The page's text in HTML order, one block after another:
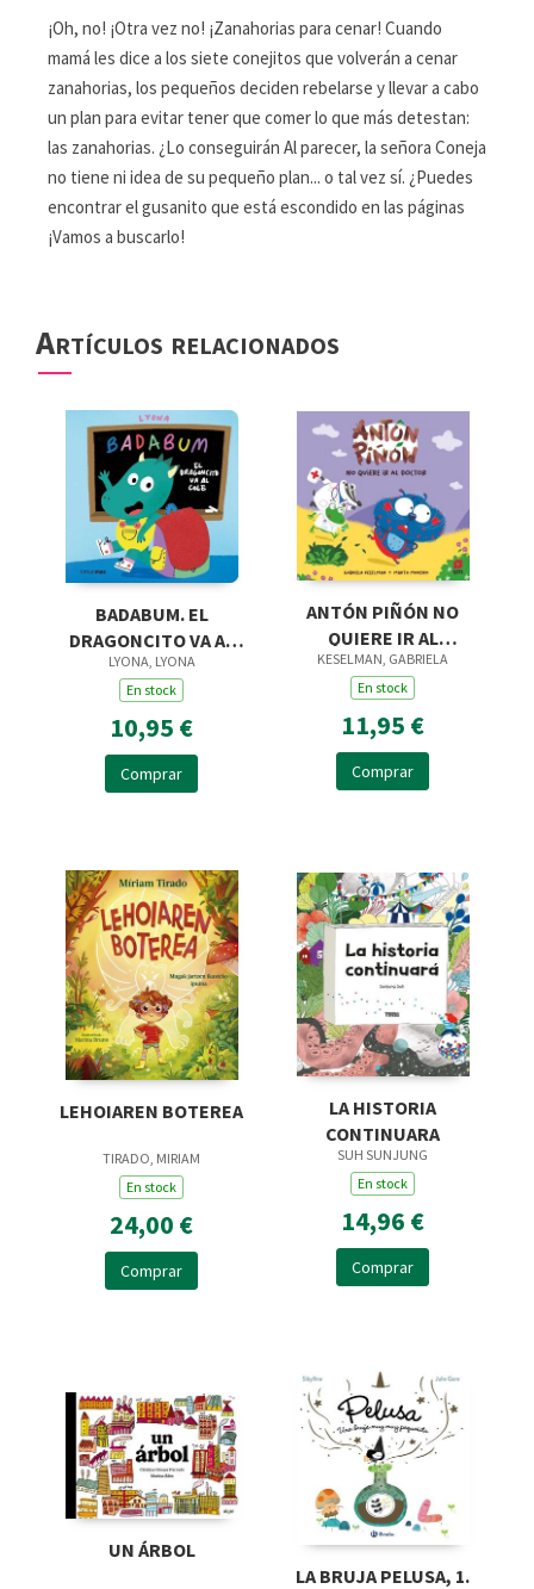
¡Oh, no! ¡Otra vez no! ¡Zanahorias para cenar! Cuando
mamá les dice a los siete conejitos que volverán a cenar
zanahorias, los pequeños deciden rebelarse y llevar a cabo
un plan para evitar tener que comer lo que más detestan:
las zanahorias. ¿Lo conseguirán Al parecer, la señora Coneja
no tiene ni idea de su pequeño plan... o tal vez sí. ¿Puedes
encontrar el gusanito que está escondido en las páginas
¡Vamos a buscarlo!
Artículos relacionados
BADABUM. EL
DRAGONCITO VA AL
COLE
LYONA, LYONA
En stock
10,95 €
Comprar
ANTÓN PIÑÓN NO
QUIERE IR AL
DOCTOR
KESELMAN, GABRIELA
En stock
11,95 €
Comprar
LEHOIAREN BOTEREA
TIRADO, MIRIAM
En stock
24,00 €
Comprar
LA HISTORIA
CONTINUARA
SUH SUNJUNG
En stock
14,96 €
Comprar
UN ÁRBOL
LA BRUJA PELUSA, 1.